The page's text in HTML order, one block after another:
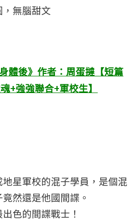
無腦甜文
體後》作者：周蛋撻【短篇
+強強聯合+軍校生】
星軍校的混子學員，是個混
然還是他國間諜。
色的間諜戰士！